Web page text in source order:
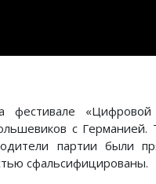
фестивале
с Германией.
партии были
сфальсифицированы.